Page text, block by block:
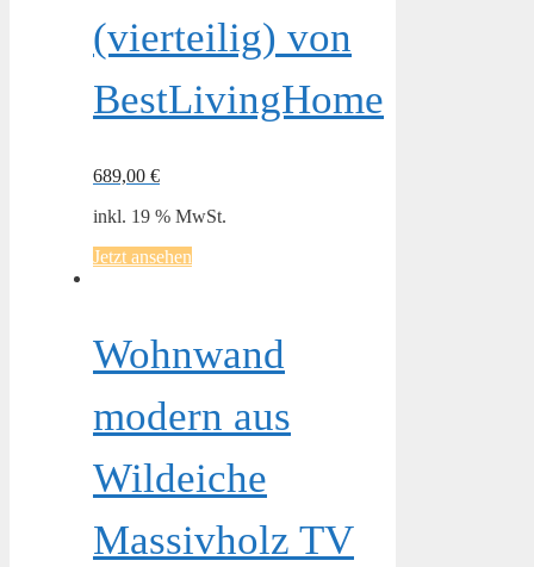
(vierteilig) von
BestLivingHome
689,00 €
inkl. 19 % MwSt.
Jetzt ansehen
Wohnwand
modern aus
Wildeiche
Massivholz TV